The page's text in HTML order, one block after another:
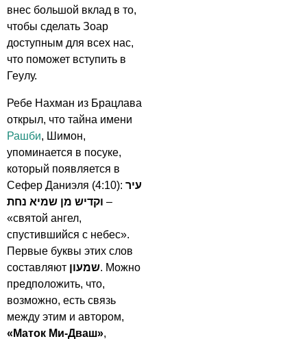
внес большой вклад в то,
чтобы сделать Зоар
доступным для всех нас,
что поможет вступить в
Геулу.
Ребе Нахман из Брацлава
открыл, что тайна имени
Рашби, Шимон,
упоминается в посуке,
который появляется в
Сефер Даниэля (4:10): עיר
וקדיש מן שמיא נחת –
«святой ангел,
спустившийся с небес».
Первые буквы этих слов
составляют שמעון. Можно
предположить, что,
возможно, есть связь
между этим и автором,
«Маток Ми-Дваш»,